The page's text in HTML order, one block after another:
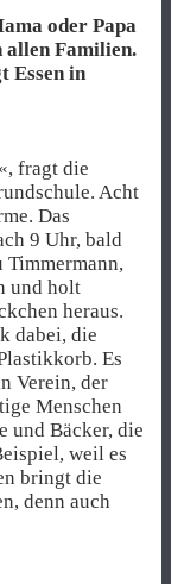
oder Papa
allen Familien.
Essen in
fragt die
Acht
Das
9 Uhr, bald
Timmermann,
und holt
heraus.
dabei, die
Es
Verein, der
Menschen
und Bäcker, die
weil es
bringt die
denn auch